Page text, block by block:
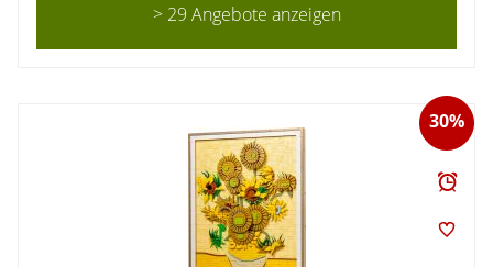
> 29 Angebote anzeigen
30%